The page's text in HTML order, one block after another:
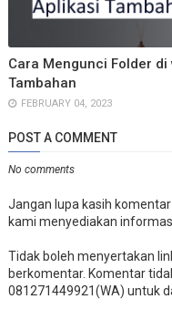
Cara Mengunci Folder
Tambahan
FEBRUARY 04, 2023
POST A COMMENT
No comments
Jangan lupa kasih
kami menyediakan
Tidak boleh menyertakan
berkomentar. Komentar
081271449921(WA) untuk